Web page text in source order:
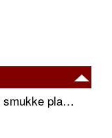
Skab en frodig udendørs oase med smukke plantekrukker og elegante espalier